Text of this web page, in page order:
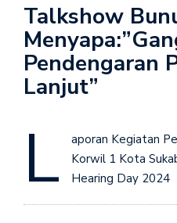
Talkshow
Pendengaran
Lanjut”
L
aporan Kegiatan
Korwil 1 Kota
Hearing Day 2024